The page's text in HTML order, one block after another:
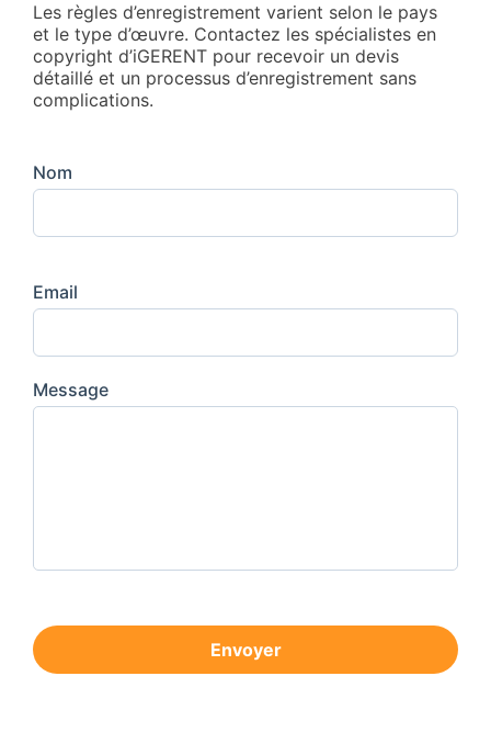
Les règles d’enregistrement varient selon le pays
et le type d’œuvre. Contactez les spécialistes en
copyright d’iGERENT pour recevoir un devis
détaillé et un processus d’enregistrement sans
complications.
Nom
Email
Message
Envoyer